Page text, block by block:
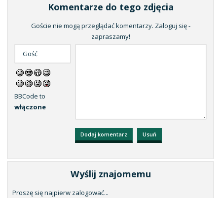
Komentarze do tego zdjęcia
Goście nie mogą przeglądać komentarzy. Zaloguj się -
zapraszamy!
BBCode to
włączone
Wyślij znajomemu
Proszę się najpierw zalogować...